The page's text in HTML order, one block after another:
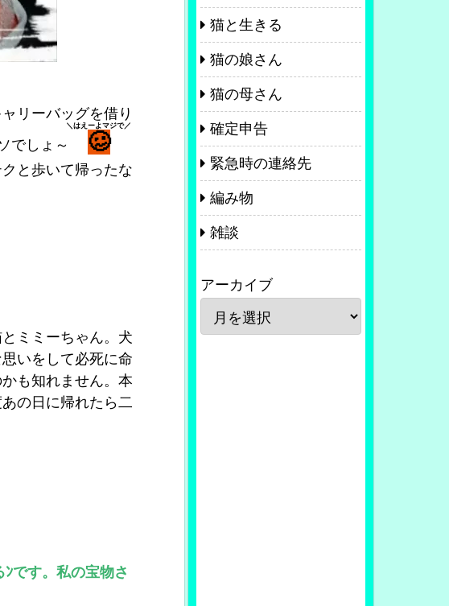
リーバッグを借り
でしょ～
🥴
＼はえーよマジで／
と歩いて帰ったな
ミミーちゃん。犬
いをして必死に命
も知れません。本
の日に帰れたら二
です。私の宝物さ
猫と生きる
猫の娘さん
猫の母さん
確定申告
緊急時の連絡先
編み物
雑談
アーカイブ